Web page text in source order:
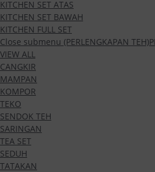
KITCHEN SET ATAS
KITCHEN SET BAWAH
KITCHEN FULL SET
Close submenu (PERLENGKAPAN TEH)
VIEW ALL
CANGKIR
MAMPAN
KOMPOR
TEKO
SENDOK TEH
SARINGAN
TEA SET
SEDUH
TATAKAN